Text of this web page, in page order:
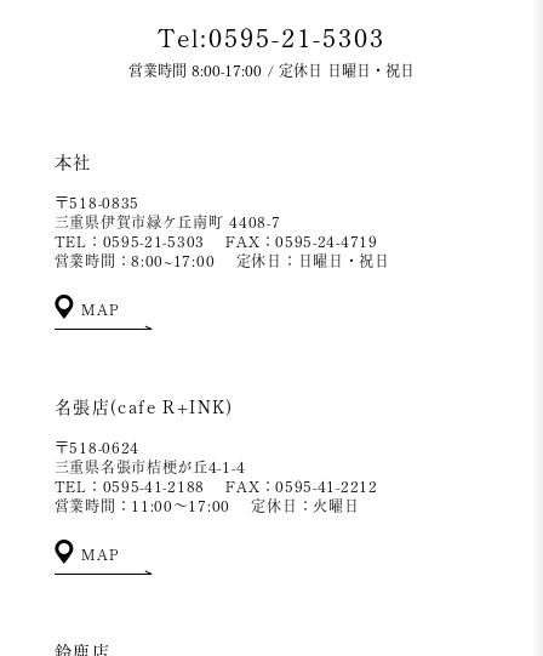
Tel:0595-21-5303
営業時間 8:00-17:00 / 定休日 日曜日・祝日
本社
〒518-0835
三重県伊賀市緑ケ丘南町 4408-7
TEL：0595-21-5303
FAX：0595-24-4719
営業時間：8:00~17:00
定休日：日曜日・祝日
MAP
名張店(cafe R+INK)
〒518-0624
三重県名張市桔梗が丘4-1-4
TEL：0595-41-2188
FAX：0595-41-2212
営業時間：11:00～17:00
定休日：火曜日
MAP
鈴鹿店